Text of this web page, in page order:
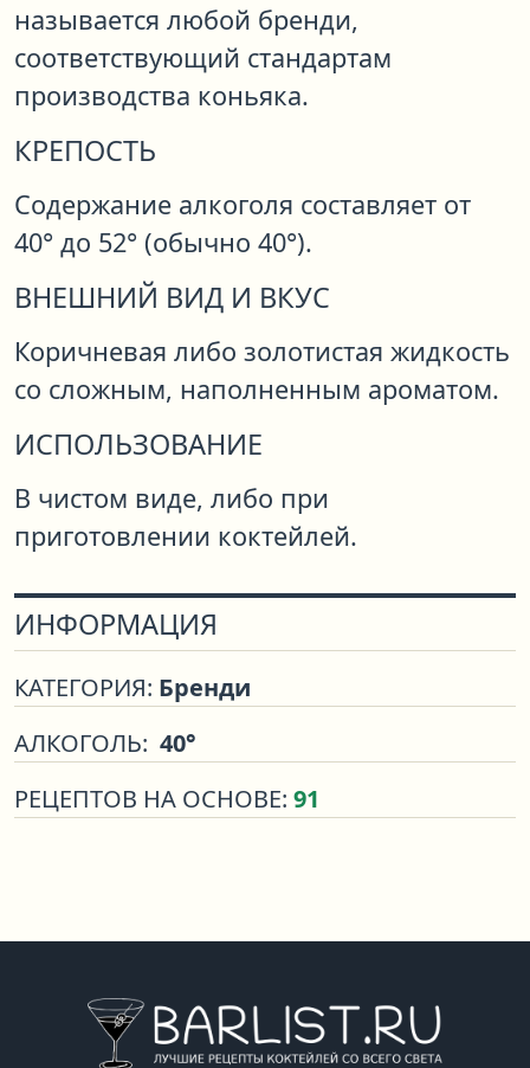
называется любой бренди,
соответствующий стандартам
производства коньяка.
КРЕПОСТЬ
Содержание алкоголя составляет от
40° до 52° (обычно 40°).
ВНЕШНИЙ ВИД И ВКУС
Коричневая либо золотистая жидкость
со сложным, наполненным ароматом.
ИСПОЛЬЗОВАНИЕ
В чистом виде, либо при
приготовлении коктейлей.
ИНФОРМАЦИЯ
КАТЕГОРИЯ: Бренди
АЛКОГОЛЬ: 40°
РЕЦЕПТОВ НА ОСНОВЕ: 91